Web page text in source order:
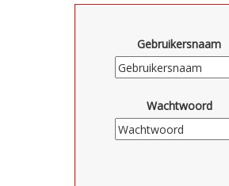
Gebruikersnaam
Wachtwoord